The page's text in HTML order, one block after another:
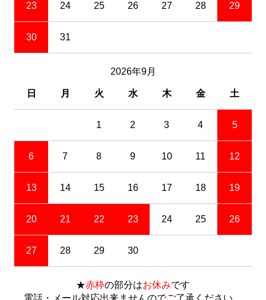
23 24 25 26 27 28 29
30 31
2026年9月
日 月 火 水 木 金 土
1 2 3 4 5
6 7 8 9 10 11 12
13 14 15 16 17 18 19
20 21 22 23 24 25 26
27 28 29 30
★赤枠の部分はお休みです